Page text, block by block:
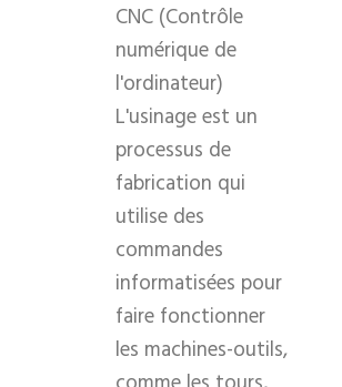
CNC (Contrôle
numérique de
l'ordinateur)
L'usinage est un
processus de
fabrication qui
utilise des
commandes
informatisées pour
faire fonctionner
les machines-outils,